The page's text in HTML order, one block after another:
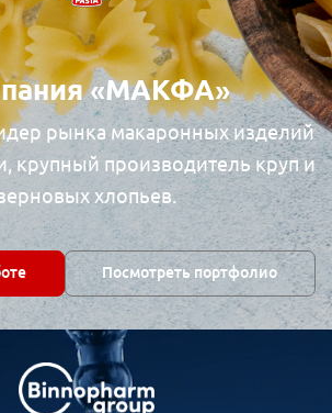
«МАКФА»
рынка макаронных изделий
крупный производитель круп и
хлопьев.
Посмотреть портфолио